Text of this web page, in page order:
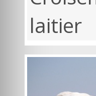
laitier